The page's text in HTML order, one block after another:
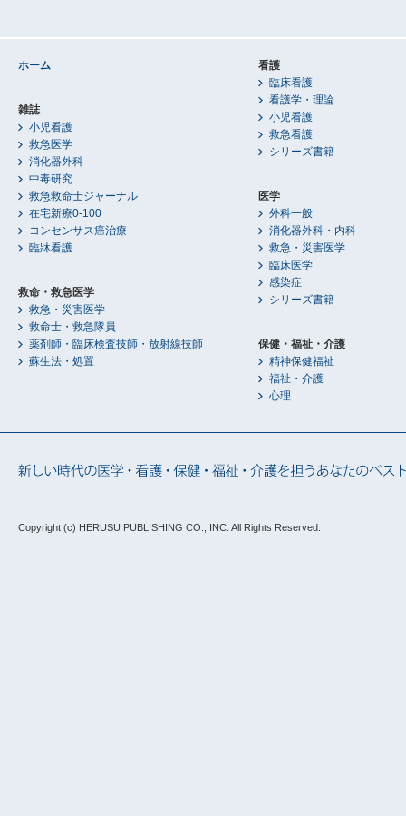
ホーム
雑誌
小児看護
救急医学
消化器外科
中毒研究
救急救命士ジャーナル
在宅新療0-100
コンセンサス癌治療
臨牀看護
救命・救急医学
救急・災害医学
救命士・救急隊員
薬剤師・臨床検査技師・放射線技師
蘇生法・処置
看護
臨床看護
看護学・理論
小児看護
救急看護
シリーズ書籍
医学
外科一般
消化器外科・内科
救急・災害医学
臨床医学
感染症
シリーズ書籍
保健・福祉・介護
精神保健福祉
福祉・介護
心理
Copyright (c) HERUSU PUBLISHING CO., INC. All Rights Reserved.